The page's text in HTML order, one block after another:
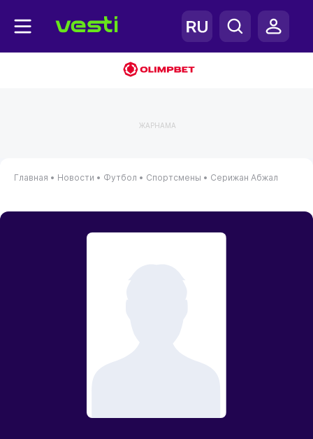
ЖАРНАМА
Главная • Новости • Футбол • Спортсмены • Серижан Абжал